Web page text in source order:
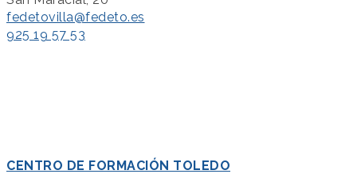
fedetovilla@fedeto.es
925 19 57 53
CENTRO DE FORMACIÓN TOLEDO